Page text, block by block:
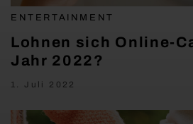
ENTERTAINMENT
Lohnen sich Online-
Jahr 2022?
1. Juli 2022